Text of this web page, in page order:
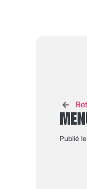
Publié le